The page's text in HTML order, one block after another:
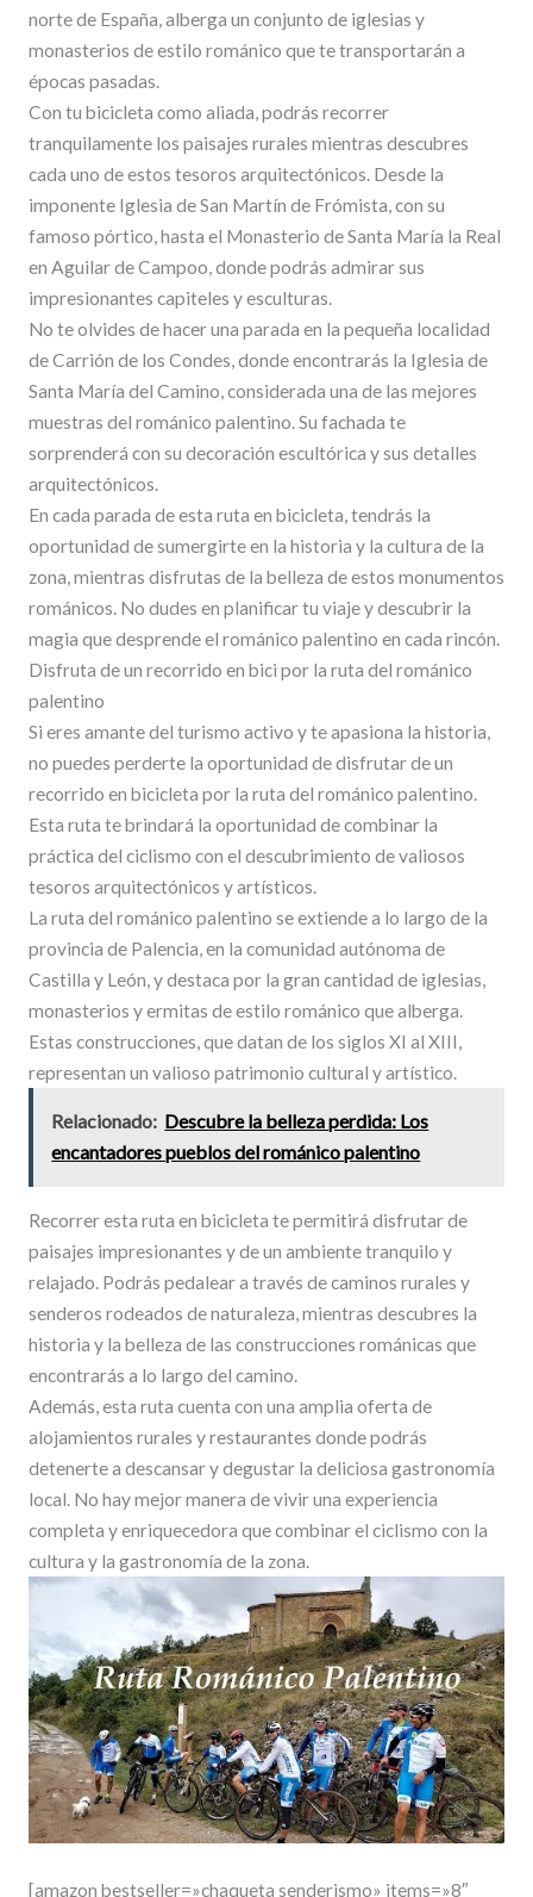
norte de España, alberga un conjunto de iglesias y
monasterios de estilo románico que te transportarán a
épocas pasadas.
Con tu bicicleta como aliada, podrás recorrer
tranquilamente los paisajes rurales mientras descubres
cada uno de estos tesoros arquitectónicos. Desde la
imponente Iglesia de San Martín de Frómista, con su
famoso pórtico, hasta el Monasterio de Santa María la Real
en Aguilar de Campoo, donde podrás admirar sus
impresionantes capiteles y esculturas.
No te olvides de hacer una parada en la pequeña localidad
de Carrión de los Condes, donde encontrarás la Iglesia de
Santa María del Camino, considerada una de las mejores
muestras del románico palentino. Su fachada te
sorprenderá con su decoración escultórica y sus detalles
arquitectónicos.
En cada parada de esta ruta en bicicleta, tendrás la
oportunidad de sumergirte en la historia y la cultura de la
zona, mientras disfrutas de la belleza de estos monumentos
románicos. No dudes en planificar tu viaje y descubrir la
magia que desprende el románico palentino en cada rincón.
Disfruta de un recorrido en bici por la ruta del románico
palentino
Si eres amante del turismo activo y te apasiona la historia,
no puedes perderte la oportunidad de disfrutar de un
recorrido en bicicleta por la ruta del románico palentino.
Esta ruta te brindará la oportunidad de combinar la
práctica del ciclismo con el descubrimiento de valiosos
tesoros arquitectónicos y artísticos.
La ruta del románico palentino se extiende a lo largo de la
provincia de Palencia, en la comunidad autónoma de
Castilla y León, y destaca por la gran cantidad de iglesias,
monasterios y ermitas de estilo románico que alberga.
Estas construcciones, que datan de los siglos XI al XIII,
representan un valioso patrimonio cultural y artístico.
Relacionado: Descubre la belleza perdida: Los
encantadores pueblos del románico palentino
Recorrer esta ruta en bicicleta te permitirá disfrutar de
paisajes impresionantes y de un ambiente tranquilo y
relajado. Podrás pedalear a través de caminos rurales y
senderos rodeados de naturaleza, mientras descubres la
historia y la belleza de las construcciones románicas que
encontrarás a lo largo del camino.
Además, esta ruta cuenta con una amplia oferta de
alojamientos rurales y restaurantes donde podrás
detenerte a descansar y degustar la deliciosa gastronomía
local. No hay mejor manera de vivir una experiencia
completa y enriquecedora que combinar el ciclismo con la
cultura y la gastronomía de la zona.
[amazon bestseller=»chaqueta senderismo» items=»8″